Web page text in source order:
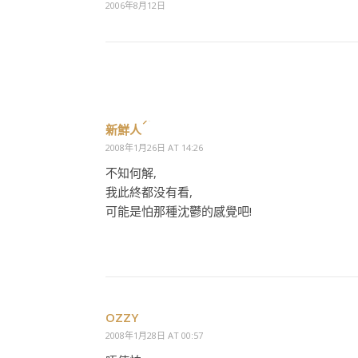
2006年8月12日
新鮮人
2008年1月26日 AT 14:26
不知何解,
我此終都没有看,
可能是怕那種沈鬱的感覺吧!
OZZY
2008年1月28日 AT 00:57